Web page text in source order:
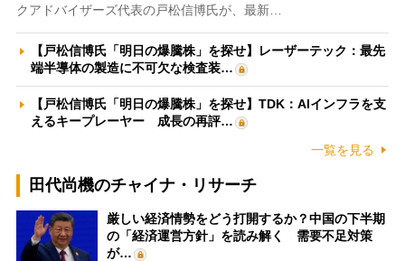
クアドバイザーズ代表の戸松信博氏が、最新…
【戸松信博氏「明日の爆騰株」を探せ】レーザーテック：最先
端半導体の製造に不可欠な検査装…
【戸松信博氏「明日の爆騰株」を探せ】TDK：AIインフラを支
えるキープレーヤー 成長の再評…
一覧を見る
田代尚機のチャイナ・リサーチ
厳しい経済情勢をどう打開するか？中国の下半期
の「経済運営方針」を読み解く 需要不足対策
が…